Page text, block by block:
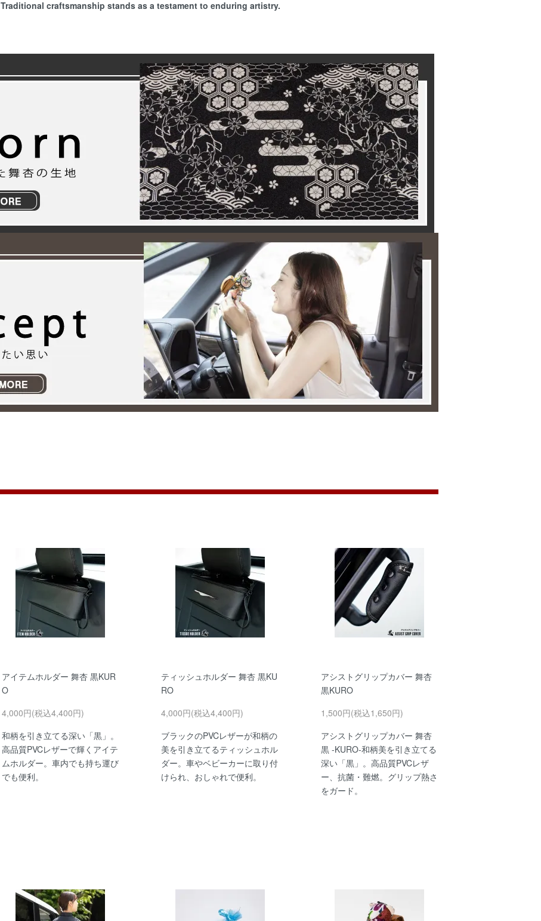
Traditional craftsmanship stands as a testament to enduring artistry.
アイテムホルダー 舞杏 黒KUR
O
4,000円(税込4,400円)
和柄を引き立てる深い「黒」。
高品質PVCレザーで輝くアイテ
ムホルダー。車内でも持ち運び
でも便利。
ティッシュホルダー 舞杏 黒KU
RO
4,000円(税込4,400円)
ブラックのPVCレザーが和柄の
美を引き立てるティッシュホル
ダー。車やベビーカーに取り付
けられ、おしゃれで便利。
アシストグリップカバー 舞杏
黒KURO
1,500円(税込1,650円)
アシストグリップカバー 舞杏
黒 -KURO-和柄美を引き立てる
深い「黒」。高品質PVCレザ
ー、抗菌・難燃。グリップ熱さ
をガード。